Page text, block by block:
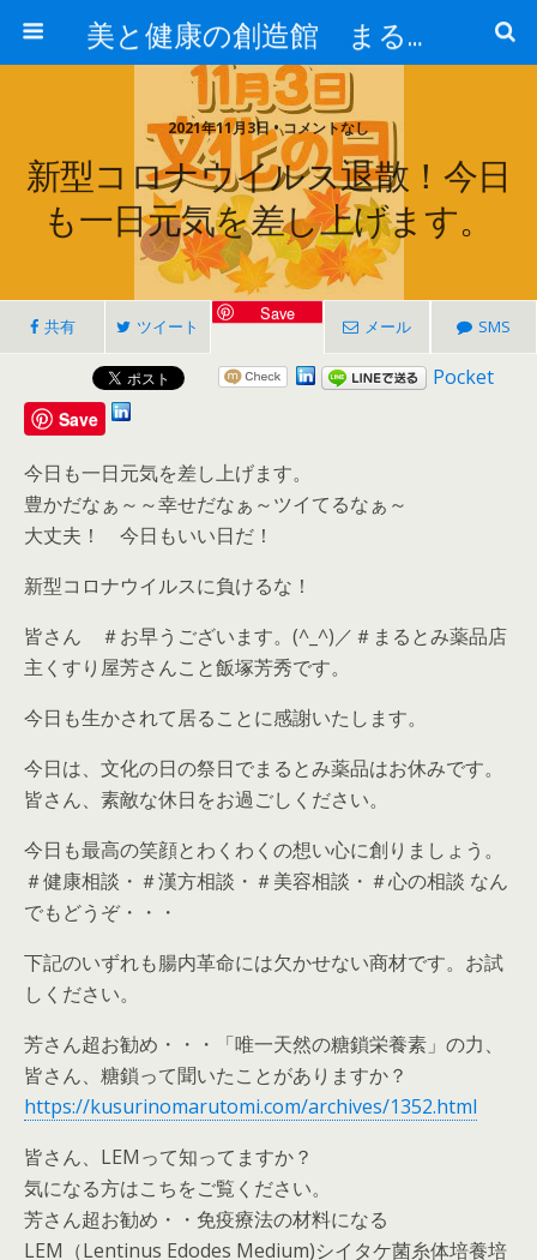
美と健康の創造館 まるとみ薬品 ぐんまの薬屋 芳さんのブログ
2021年11月3日 • コメントなし
新型コロナウイルス退散！今日
も一日元気を差し上げます。
共有 ツイート
Save
メール SMS
Pocket
Save
今日も一日元気を差し上げます。
豊かだなぁ～～幸せだなぁ～ツイてるなぁ～
大丈夫！ 今日もいい日だ！
新型コロナウイルスに負けるな！
皆さん ＃お早うございます。(^_^)／＃まるとみ薬品店
主くすり屋芳さんこと飯塚芳秀です。
今日も生かされて居ることに感謝いたします。
今日は、文化の日の祭日でまるとみ薬品はお休みです。
皆さん、素敵な休日をお過ごしください。
今日も最高の笑顔とわくわくの想い心に創りましょう。
＃健康相談・＃漢方相談・＃美容相談・＃心の相談 なん
でもどうぞ・・・
下記のいずれも腸内革命には欠かせない商材です。お試
しください。
芳さん超お勧め・・・「唯一天然の糖鎖栄養素」の力、
皆さん、糖鎖って聞いたことがありますか？
https://kusurinomarutomi.com/archives/1352.html
皆さん、LEMって知ってますか？
気になる方はこちをご覧ください。
芳さん超お勧め・・免疫療法の材料になる
LEM（Lentinus Edodes Medium)シイタケ菌糸体培養培